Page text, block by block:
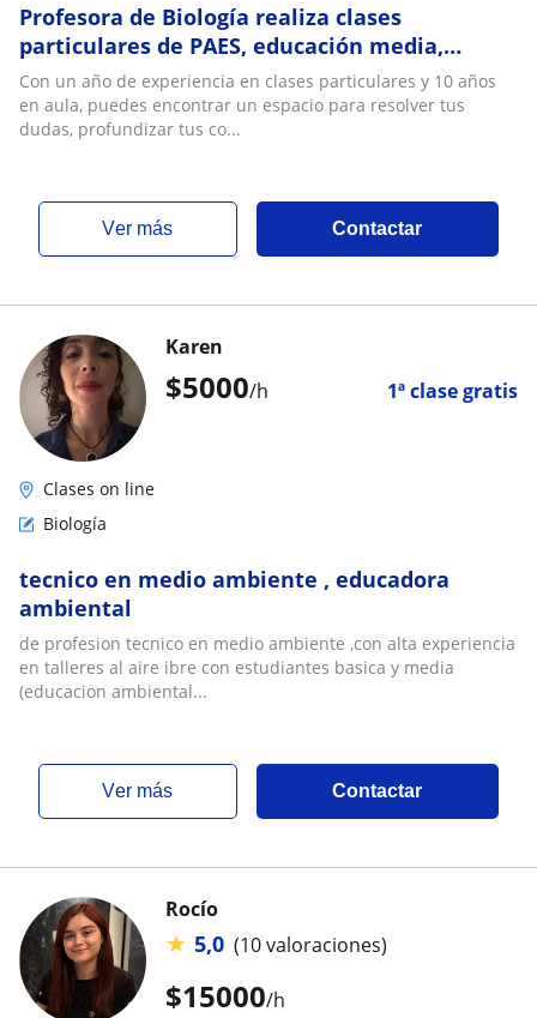
Profesora de Biología realiza clases
particulares de PAES, educación media,
educación básica y nivel superior
universitario
Con un año de experiencia en clases particulares y 10 años
en aula, puedes encontrar un espacio para resolver tus
dudas, profundizar tus co...
ver más Contactar
$5000/h 1ª clase gratis
Karen
Clases on line
Biología
tecnico en medio ambiente , educadora
ambiental
de profesion tecnico en medio ambiente ,con alta experiencia
en talleres al aire ibre con estudiantes basica y media
(educacion ambiental...
ver más Contactar
$15000/h
Rocío
★ 5,0 (10 valoraciones)